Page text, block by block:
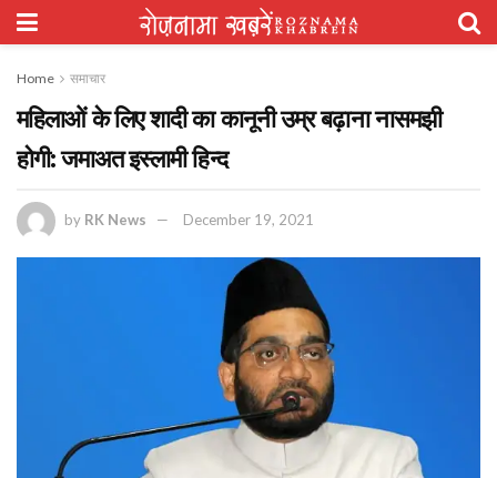
Home समाचार
महिलाओं के लिए शादी का कानूनी उम्र बढ़ाना नासमझी
होगी: जमाअत इस्लामी हिन्द
by RK News December 19, 2021